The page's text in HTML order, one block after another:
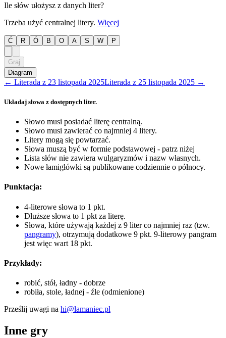
Ile słów ułożysz z danych liter?
Trzeba użyć centralnej litery. Więcej
Ć R Ó B O A S W P
Graj
Diagram
← Literada z 23 listopada 2025Literada z 25 listopada 2025 →
Układaj słowa z dostępnych liter.
Słowo musi posiadać literę centralną.
Słowo musi zawierać co najmniej 4 litery.
Litery mogą się powtarzać.
Słowa muszą być w formie podstawowej - patrz niżej
Lista słów nie zawiera wulgaryzmów i nazw własnych.
Nowe łamigłówki są publikowane codziennie o północy.
Punktacja:
4-literowe słowa to 1 pkt.
Dłuższe słowa to 1 pkt za literę.
Słowa, które używają każdej z 9 liter co najmniej raz (tzw.
pangramy), otrzymują dodatkowe 9 pkt. 9-literowy pangram
jest więc wart 18 pkt.
Przykłady:
robić, stół, ładny - dobrze
robiła, stole, ładnej - źle (odmienione)
Prześlij uwagi na hi@lamaniec.pl
Inne gry